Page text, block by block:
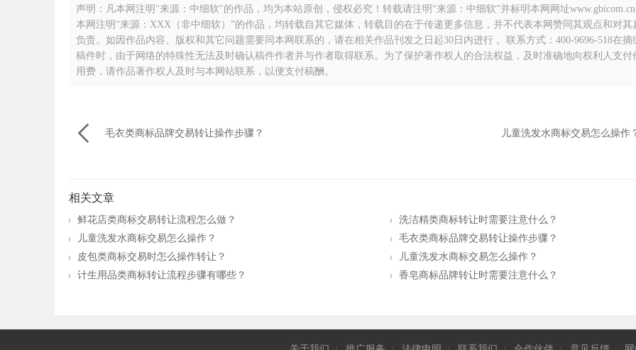
声明：凡本网注明"来源：中细软"的作品，均为本站原创，侵权必究！转载请注明“来源：中细软”并标明本网网址
本网注明“来源：XXX（非中细软）”的作品，均转载自其它媒体，转载目的在于传递更多信息，并不代表本网赞同其观点和对其
负责。如因作品内容、版权和其它问题需要同本网联系的，请在相关作品刊发之日起30日内进行 。联系方式：400-9696-518在摘
稿件时，由于网络的特殊性无法及时确认稿件作者并与作者取得联系。为了保护著作权人的合法权益，及时准确地向权利人支付
用费，请作品著作权人及时与本网站联系，以便支付稿酬。
 毛衣类商标品牌交易转让操作步骤？ 儿童洗发水商标交易怎么操作
相关文章
鲜花店类商标交易转让流程怎么做？
洗洁精类商标转让时需要注意什么？
儿童洗发水商标交易怎么操作？
毛衣类商标品牌交易转让操作步骤？
皮包类商标交易时怎么操作转让？
儿童洗发水商标交易怎么操作？
计生用品类商标转让流程步骤有哪些？
香皂商标品牌转让时需要注意什么？